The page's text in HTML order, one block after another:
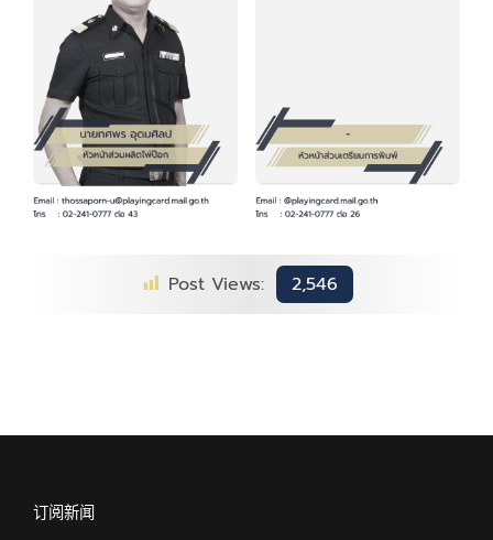
Post Views: 2,546
订阅新闻